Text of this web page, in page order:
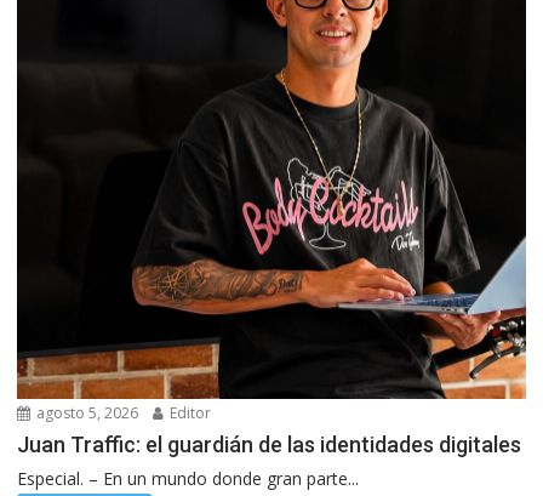
agosto 5, 2026 Editor
Juan Traffic: el guardián de las identidades digitales
Especial. – En un mundo donde gran parte...